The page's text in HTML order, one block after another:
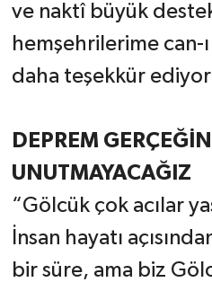
ve naktî büyük
hemşehrilerime can-
daha teşekkür
DEPREM
UNUTMAYACAĞIZ
“Gölcük çok acılar
İnsan hayatı
bir süre, ama biz